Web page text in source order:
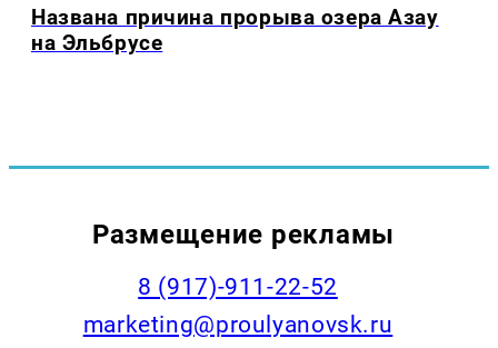
Названа причина прорыва озера Азау
на Эльбрусе
Размещение рекламы
8 (917)-911-22-52
marketing@proulyanovsk.ru